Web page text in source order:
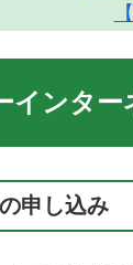
インター
申し込み